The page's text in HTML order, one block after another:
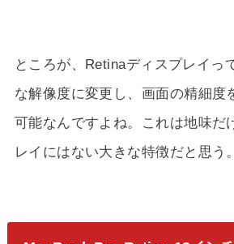
ところが、Retinaディスプレイっ
な解像度に変更し、画面の精細度
可能なんですよね。これは地味だ
レイにはない大きな特徴だと思う。